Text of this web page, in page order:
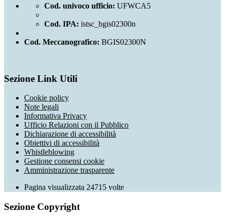
Cod. univoco ufficio: UFWCA5
Cod. IPA: istsc_bgis02300n
Cod. Meccanografico: BGIS02300N
Sezione Link Utili
Cookie policy
Note legali
Informativa Privacy
Ufficio Relazioni con il Pubblico
Dichiarazione di accessibilità
Obiettivi di accessibilità
Whistleblowing
Gestione consensi cookie
Amministrazione trasparente
Pagina visualizzata 24715 volte
Sezione Copyright